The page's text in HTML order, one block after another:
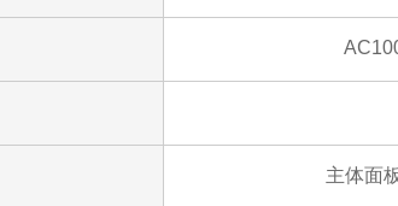
主体面